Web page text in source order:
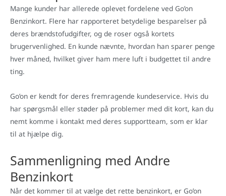
Mange kunder har allerede oplevet fordelene ved Go’on
Benzinkort. Flere har rapporteret betydelige besparelser på
deres brændstofudgifter, og de roser også kortets
brugervenlighed. En kunde nævnte, hvordan han sparer penge
hver måned, hvilket giver ham mere luft i budgettet til andre
ting.
Go’on er kendt for deres fremragende kundeservice. Hvis du
har spørgsmål eller støder på problemer med dit kort, kan du
nemt komme i kontakt med deres supportteam, som er klar
til at hjælpe dig.
Sammenligning med Andre
Benzinkort
Når det kommer til at vælge det rette benzinkort, er Go’on